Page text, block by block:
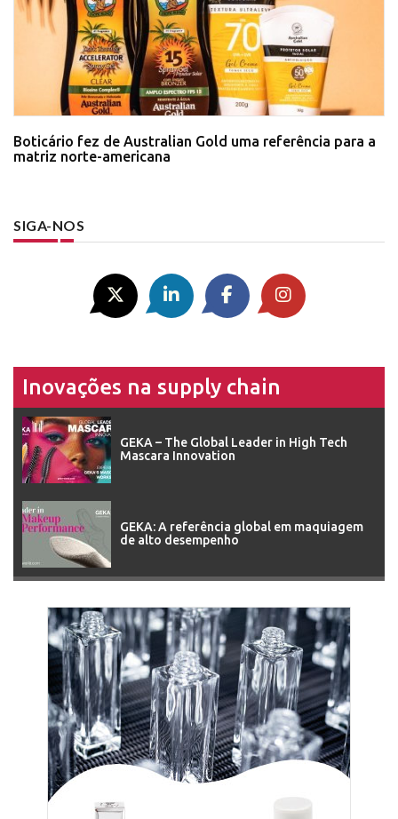
Boticário fez de Australian Gold uma referência para a
matriz norte-americana
SIGA-NOS
Inovações na supply chain
GEKA – The Global Leader in High Tech
Mascara Innovation
GEKA: A referência global em maquiagem
de alto desempenho